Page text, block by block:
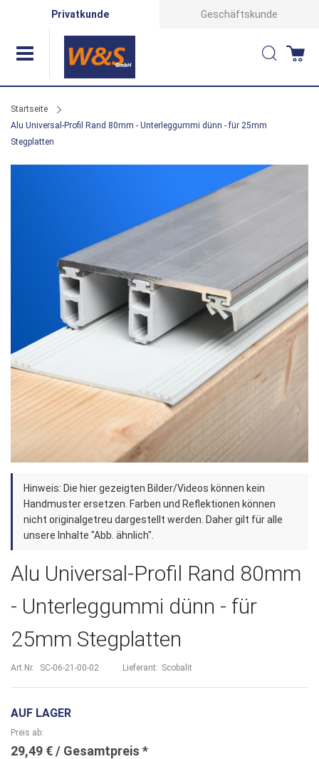
Privatkunde Geschäftskunde
Suche
Startseite
Alu Universal-Profil Rand 80mm - Unterleggummi dünn - für 25mm
Stegplatten
Zum
Anfang
der
Bildergalerie
Hinweis: Die hier gezeigten Bilder/Videos können kein
Handmuster ersetzen. Farben und Reflektionen können
nicht originalgetreu dargestellt werden. Daher gilt für alle
unsere Inhalte "Abb. ähnlich".
Alu Universal-Profil Rand 80mm
- Unterleggummi dünn - für
25mm Stegplatten
Art.Nr. SC-06-21-00-02 Lieferant: Scobalit
AUF LAGER
Preis ab
29,49 €